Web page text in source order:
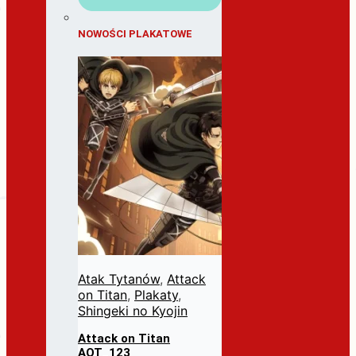
NOWOŚCI PLAKATOWE
Atak Tytanów, Attack
on Titan, Plakaty,
Shingeki no Kyojin
Attack on Titan
AOT_123